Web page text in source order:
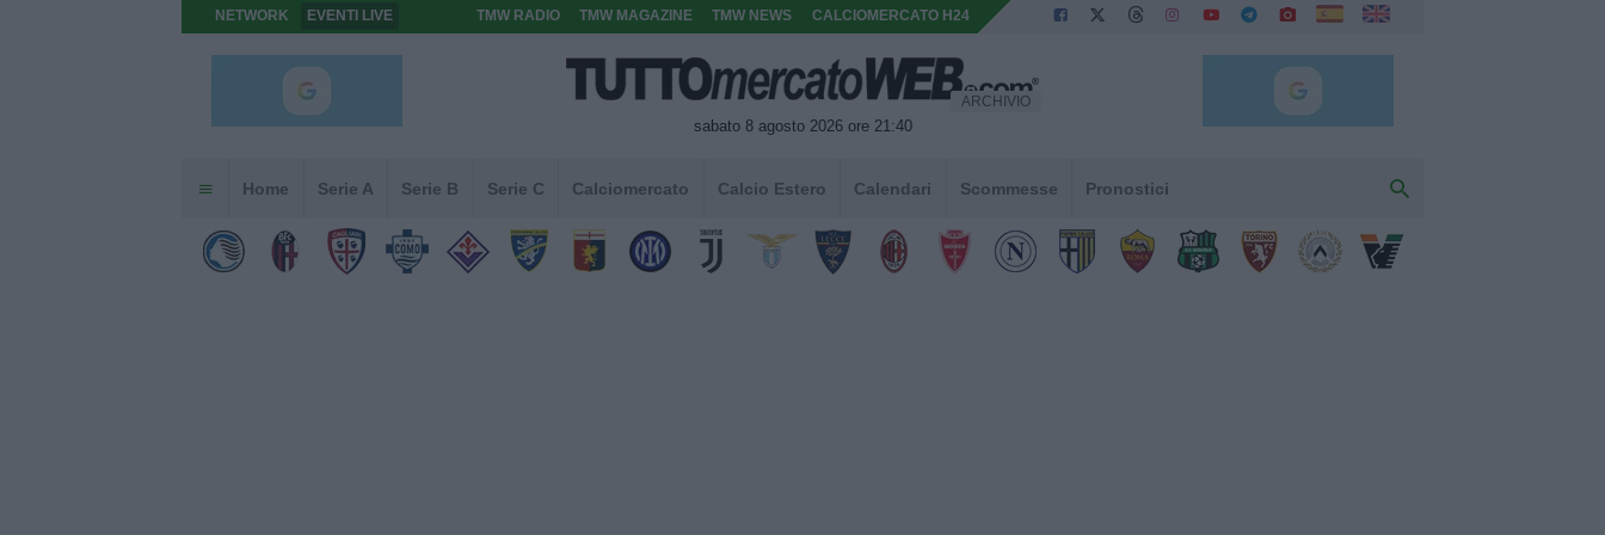
NETWORK EVENTI LIVE TMW RADIO TMW MAGAZINE TMW NEWS CALCIOMERCATO H24
sabato 8 agosto 2026 ore 21:40
ARCHIVIO
Home Serie A Serie B Serie C Calciomercato Calcio Estero Calendari Scommesse Pronostici